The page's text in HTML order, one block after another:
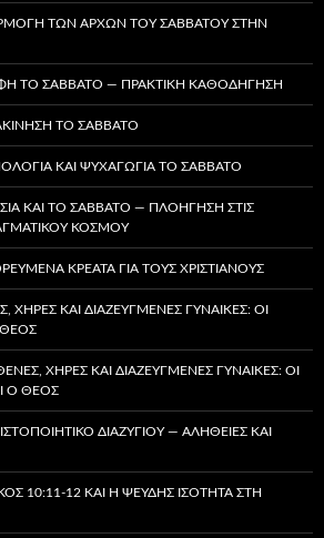
ΤΩΝ ΑΡΧΏΝ ΤΟΥ ΣΑΒΒΆΤΟΥ ΣΤΗΝ
ΤΟ ΣΆΒΒΑΤΟ — ΠΡΑΚΤΙΚΉ ΚΑΘΟΔΉΓΗΣΗ
ΤΟ ΣΆΒΒΑΤΟ
ΚΑΙ ΨΥΧΑΓΩΓΊΑ ΤΟ ΣΆΒΒΑΤΟ
ΚΑΙ ΤΟ ΣΆΒΒΑΤΟ — ΠΛΟΉΓΗΣΗ ΣΤΙΣ
ΚΌΣΜΟΥ
ΚΡΈΑΤΑ ΓΙΑ ΤΟΥΣ ΧΡΙΣΤΙΑΝΟΎΣ
ΚΑΙ ΔΙΑΖΕΥΓΜΈΝΕΣ ΓΥΝΑΊΚΕΣ: ΟΙ
ΘΕΌΣ
ΧΉΡΕΣ ΚΑΙ ΔΙΑΖΕΥΓΜΈΝΕΣ ΓΥΝΑΊΚΕΣ: ΟΙ
Ο ΘΕΌΣ
ΔΙΑΖΥΓΊΟΥ — ΑΛΉΘΕΙΕΣ ΚΑΙ
10:11-12 ΚΑΙ Η ΨΕΥΔΉΣ ΙΣΌΤΗΤΑ ΣΤΗ